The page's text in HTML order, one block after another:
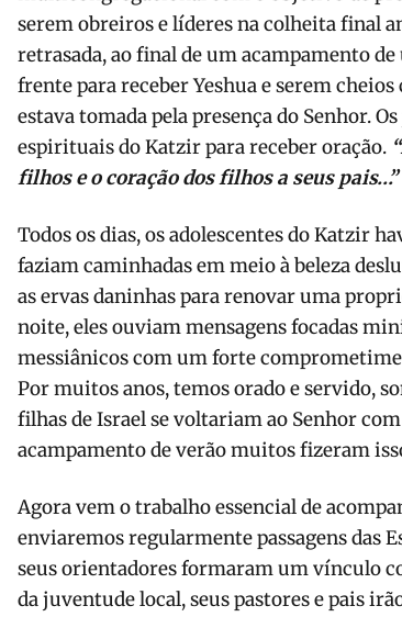
serem obreiros e líderes na colheita final
retrasada, ao final de um acampamento
frente para receber Yeshua e serem
estava tomada pela presença do Senhor.
espirituais do Katzir para receber oração. “
filhos e o coração dos filhos a seus pais
Todos os dias, os adolescentes do Katzir
faziam caminhadas em meio à beleza
as ervas daninhas para renovar uma
noite, eles ouviam mensagens focadas
messiânicos com um forte
Por muitos anos, temos orado e servido,
filhas de Israel se voltariam ao Senhor
acampamento de verão muitos fizeram
Agora vem o trabalho essencial de
enviaremos regularmente passagens das
seus orientadores formaram um vínculo
da juventude local, seus pastores e pais